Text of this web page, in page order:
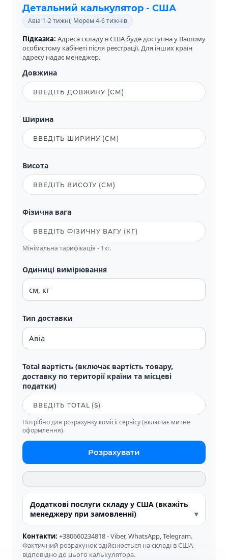
Детальний калькулятор - США
Авіа 1-2 тижні; Морем 4-6 тижнів
Підказка: Адреса складу в США буде доступна у Вашому
особистому кабінеті після реєстрації. Для інших країн
адресу надає менеджер.
Довжина
Ширина
Висота
Фізична вага
Мінімальна тарифікація - 1кг.
Одиниці вимірювання
Тип доставки
Total вартість (включає вартість товару,
доставку по території країни та місцеві
податки)
Потрібно для розрахунку комісії сервісу (включає митне
оформлення).
Розрахувати
Додаткові послуги складу у США (вкажіть
менеджеру при замовленні)
Контакти: +380660234818 - Viber, WhatsApp, Telegram.
Фактичний розрахунок здійснюється на складі в США
відповідно до цього калькулятора.